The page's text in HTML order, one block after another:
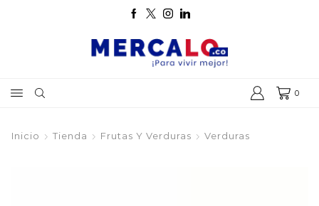
0
Inicio Tienda Frutas Y Verduras Verduras